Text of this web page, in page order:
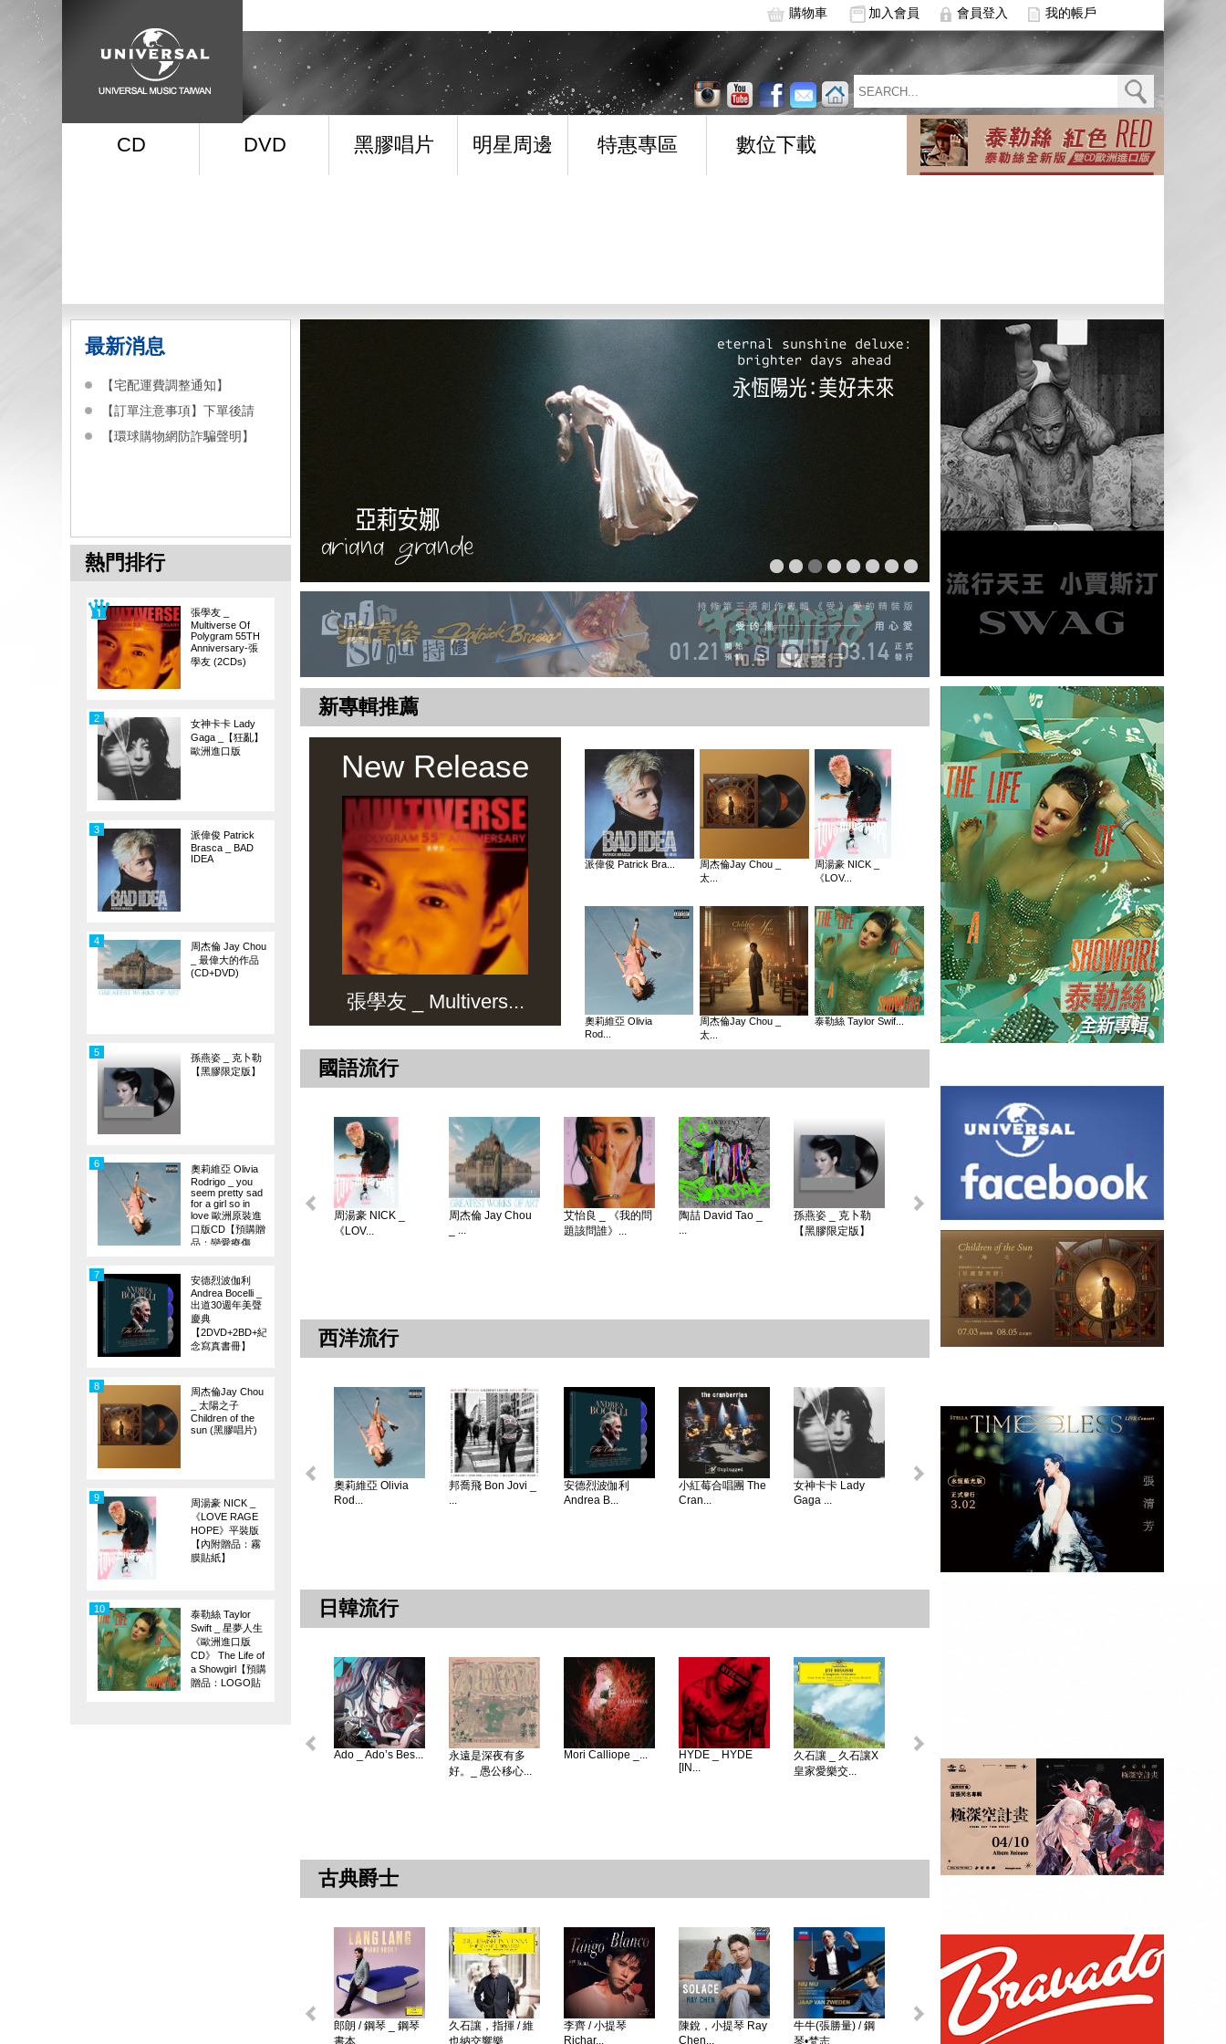
購物車 加入會員 會員登入 我的帳戶
CD DVD 黑膠唱片 明星周邊 特惠專區 數位下載
最新消息
【宅配運費調整通知】
【訂單注意事項】下單後請
【環球購物網防詐騙聲明】
熱門排行
張學友 _
Multiverse Of
Polygram 55TH
Anniversary-張
學友 (2CDs)
女神卡卡 Lady
Gaga _【狂亂】
歐洲進口版
2
派偉俊 Patrick
Brasca _ BAD
IDEA
3
周杰倫 Jay Chou
_ 最偉大的作品
(CD+DVD)
4
孫燕姿 _ 克卜勒
【黑膠限定版】
5
奧莉維亞 Olivia
Rodrigo _ you
seem pretty sad
for a girl so in
love 歐洲原裝進
口版CD【預購贈
品：戀愛療傷
6
安德烈波伽利
Andrea Bocelli _
出道30週年美聲
慶典
【2DVD+2BD+紀
念寫真書冊】
7
周杰倫Jay Chou
_ 太陽之子
Children of the
sun (黑膠唱片)
8
周湯豪 NICK _
《LOVE RAGE
HOPE》平裝版
【內附贈品：霧
膜貼紙】
9
泰勒絲 Taylor
Swift _ 星夢人生
《歐洲進口版
CD》 The Life of
a Showgirl【預購
贈品：LOGO貼
10
新專輯推薦
New Release
張學友 _ Multivers...
派偉俊 Patrick Bra...
周杰倫Jay Chou _
太...
周湯豪 NICK _
《LOV...
奧莉維亞 Olivia
Rod...
周杰倫Jay Chou _
太...
泰勒絲 Taylor Swif...
國語流行
周湯豪 NICK _
《LOV...
周杰倫 Jay Chou
_ ...
艾怡良 _ 《我的問
題該問誰》...
陶喆 David Tao _
...
孫燕姿 _ 克卜勒
【黑膠限定版】
西洋流行
奧莉維亞 Olivia
Rod...
邦喬飛 Bon Jovi _
...
安德烈波伽利
Andrea B...
小紅莓合唱團 The
Cran...
女神卡卡 Lady
Gaga ...
怪奇比莉 BILLIE
蘿兒 Lorde _ 聖女
莎賓娜卡本特
Sabrina ...
日韓流行
Ado _ Ado’s Bes...
永遠是深夜有多
好。_ 愚公移心...
Mori Calliope _...
HYDE _ HYDE
[IN...
久石讓 _ 久石讓X
皇家愛樂交...
初音未來 _
MAGICAL ...
贈品：SPECIAL
BOOK+視覺貼紙
10張SET+特典影
古典爵士
郎朗 / 鋼琴 _ 鋼琴
書本 ...
久石讓，指揮 / 維
也納交響樂...
李齊 / 小提琴
Richar...
陳銳，小提琴 Ray
Chen...
牛牛(張勝量) / 鋼
琴•梵志...
戴安娜‧克瑞兒
環球DG古典音樂